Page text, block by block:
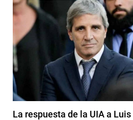
La respuesta de la UIA a